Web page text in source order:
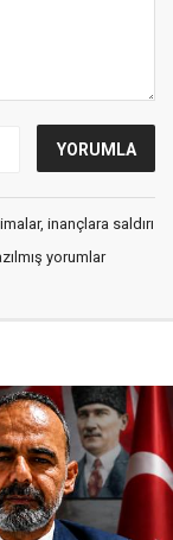
inançlara saldırı
yorumlar